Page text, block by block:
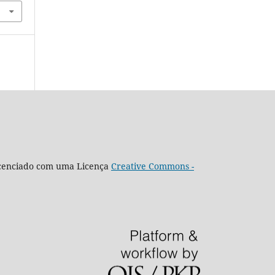
com uma Licença Creative Commons -